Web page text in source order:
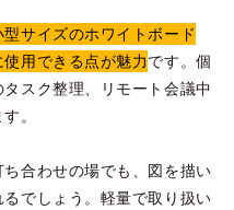
サイズのホワイトボード
用できる点が魅力です。個
スク整理、リモート会議中
。
合わせの場でも、図を描い
でしょう。軽量で取り扱い